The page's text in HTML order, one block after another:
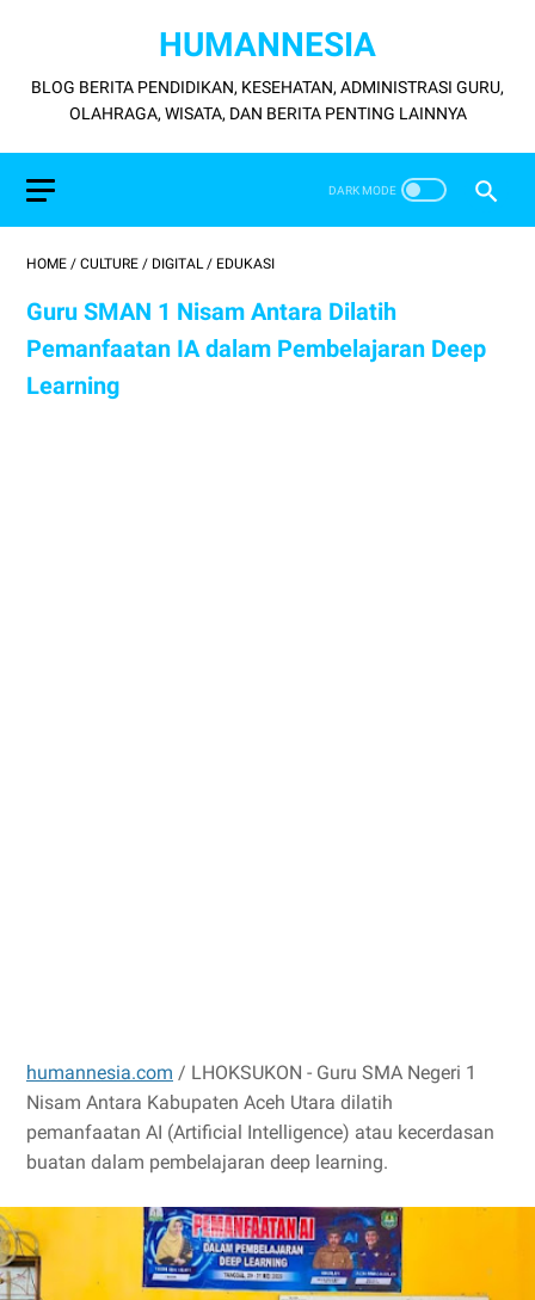
HUMANNESIA
BLOG BERITA PENDIDIKAN, KESEHATAN, ADMINISTRASI GURU,
OLAHRAGA, WISATA, DAN BERITA PENTING LAINNYA
HOME / CULTURE / DIGITAL / EDUKASI
Guru SMAN 1 Nisam Antara Dilatih
Pemanfaatan IA dalam Pembelajaran Deep
Learning
humannesia.com / LHOKSUKON - Guru SMA Negeri 1
Nisam Antara Kabupaten Aceh Utara dilatih
pemanfaatan AI (Artificial Intelligence) atau kecerdasan
buatan dalam pembelajaran deep learning.